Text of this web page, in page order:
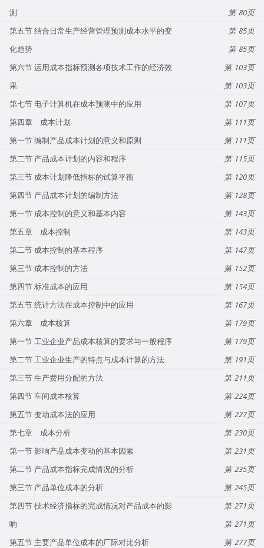
测
80
第五节 结合日常生产经营管理预测成本水平的变
85
化趋势
85
第六节 运用成本指标预测各项技术工作的经济效
103
果
103
第七节 电子计算机在成本预测中的应用
107
第四章 成本计划
111
第一节 编制产品成本计划的意义和原则
111
第二节 产品成本计划的内容和程序
115
第三节 成本计划降低指标的试算平衡
120
第四节 产品成本计划的编制方法
128
第一节 成本控制的意义和基本内容
143
第五章 成本控制
143
第二节 成本控制的基本程序
147
第三节 成本控制的方法
152
第四节 标准成本的应用
154
第五节 统计方法在成本控制中的应用
167
第六章 成本核算
179
第一节 工业企业产品成本核算的要求与一般程序
179
第二节 工业企业生产的特点与成本计算的方法
191
第三节 生产费用分配的方法
211
第四节 车间成本核算
224
第五节 变动成本法的应用
227
第七章 成本分析
230
第一节 影响产品成本变动的基本因素
231
第二节 产品成本指标完成情况的分析
235
第三节 产品单位成本的分析
245
第四节 技术经济指标的完成情况对产品成本的影
271
响
271
第五节 主要产品单位成本的厂际对比分析
277